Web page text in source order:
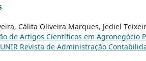
Cálita Oliveira Marques, Jediel
de Artigos Científicos em Agronegócio
Revista de Administração